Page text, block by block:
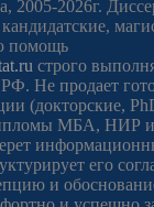
2005-2026г.
помощь
строго
РФ. Не продает
(докторские,
МБА, НИР и
его
и